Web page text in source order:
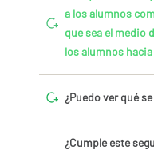
a los alumnos
que sea el medio
los alumnos
¿Puedo ver qué
¿Cumple este